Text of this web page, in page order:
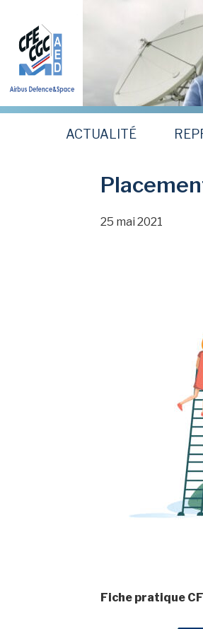
contenu
principal
ACTUALITÉ
25 mai 2021
Fiche pratique